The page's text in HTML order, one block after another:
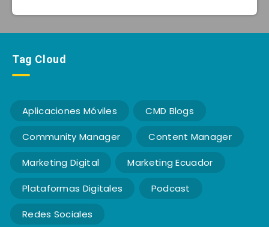
Tag Cloud
Aplicaciones Móviles CMD Blogs
Community Manager Content Manager
Marketing Digital Marketing Ecuador
Plataformas Digitales Podcast
Redes Sociales